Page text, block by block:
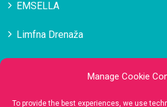
Manage Cookie
To provide the best experiences, we use
EMSELLA
Limfna Drenaža